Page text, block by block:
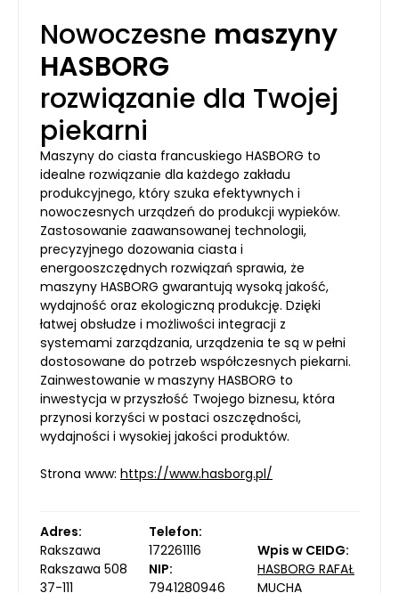
Nowoczesne maszyny
HASBORG
rozwiązanie dla Twojej
piekarni
Maszyny do ciasta francuskiego HASBORG to
idealne rozwiązanie dla każdego zakładu
produkcyjnego, który szuka efektywnych i
nowoczesnych urządzeń do produkcji wypieków.
Zastosowanie zaawansowanej technologii,
precyzyjnego dozowania ciasta i
energooszczędnych rozwiązań sprawia, że
maszyny HASBORG gwarantują wysoką jakość,
wydajność oraz ekologiczną produkcję. Dzięki
łatwej obsłudze i możliwości integracji z
systemami zarządzania, urządzenia te są w pełni
dostosowane do potrzeb współczesnych piekarni.
Zainwestowanie w maszyny HASBORG to
inwestycja w przyszłość Twojego biznesu, która
przynosi korzyści w postaci oszczędności,
wydajności i wysokiej jakości produktów.
Strona www: https://www.hasborg.pl/
Adres:
Rakszawa
Rakszawa 508
37-111
Telefon:
172261116
NIP:
7941280946
Wpis w CEIDG:
HASBORG RAFAŁ
MUCHA